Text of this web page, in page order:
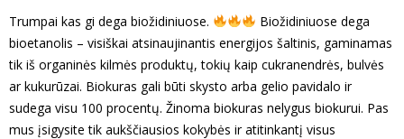
Trumpai kas gi dega biožidiniuose.
Biožidiniuose dega
bioetanolis – visiškai atsinaujinantis energijos šaltinis, gaminamas
tik iš organinės kilmės produktų, tokių kaip cukranendrės, bulvės
ar kukurūzai. Biokuras gali būti skysto arba gelio pavidalo ir
sudega visu 100 procentų. Žinoma biokuras nelygus biokurui. Pas
mus įsigysite tik aukščiausios kokybės ir atitinkantį visus